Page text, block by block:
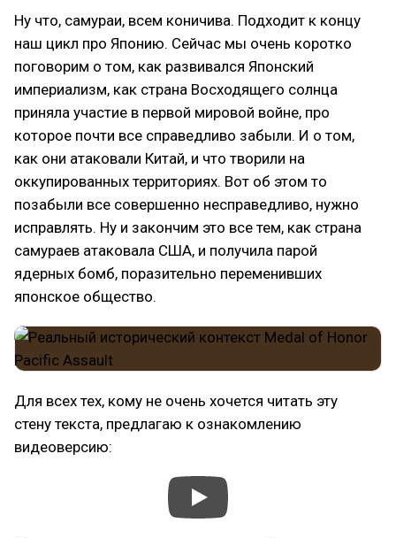
Ну что, самураи, всем коничива. Подходит к концу
наш цикл про Японию. Сейчас мы очень коротко
поговорим о том, как развивался Японский
империализм, как страна Восходящего солнца
приняла участие в первой мировой войне, про
которое почти все справедливо забыли. И о том,
как они атаковали Китай, и что творили на
оккупированных территориях. Вот об этом то
позабыли все совершенно несправедливо, нужно
исправлять. Ну и закончим это все тем, как страна
самураев атаковала США, и получила парой
ядерных бомб, поразительно переменивших
японское общество.
Для всех тех, кому не очень хочется читать эту
стену текста, предлагаю к ознакомлению
видеоверсию: